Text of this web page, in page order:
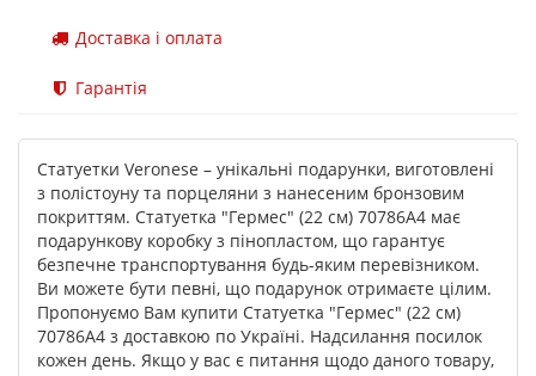
Доставка і оплата
Гарантія
Статуетки Veronese – унікальні подарунки, виготовлені
з полістоуну та порцеляни з нанесеним бронзовим
покриттям. Статуетка "Гермес" (22 см) 70786A4 має
подарункову коробку з пінопластом, що гарантує
безпечне транспортування будь-яким перевізником.
Ви можете бути певні, що подарунок отримаєте цілим.
Пропонуємо Вам купити Статуетка "Гермес" (22 см)
70786A4 з доставкою по Україні. Надсилання посилок
кожен день. Якщо у вас є питання щодо даного товару,